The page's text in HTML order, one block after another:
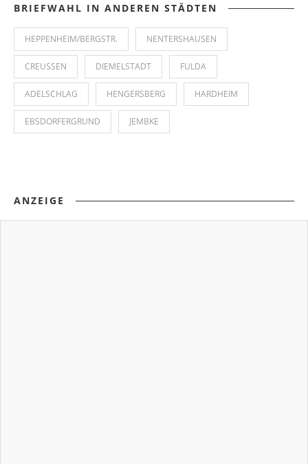
BRIEFWAHL IN ANDEREN STÄDTEN
HEPPENHEIM/BERGSTR. NENTERSHAUSEN
CREUSSEN DIEMELSTADT FULDA
ADELSCHLAG HENGERSBERG HARDHEIM
EBSDORFERGRUND JEMBKE
ANZEIGE